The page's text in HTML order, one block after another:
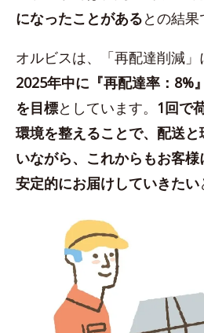
になったことがあるとの結果
オルビスは、「再配達削減」
2025年中に『再配達率：8%
を目標としています。 1回で
環境を整えることで、配送
いながら、これからもお客
安定的にお届けしていきたい